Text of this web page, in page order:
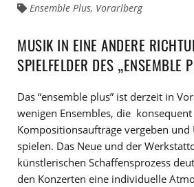
den
Links
Ensemble Plus, Vorarlberg
MUSIK IN EINE ANDERE
SPIELFELDER DES „ENSEMBLE
Das “ensemble plus” ist derzeit in
wenigen Ensembles, die konsequent
Kompositionsaufträge vergeben
spielen. Das Neue und der
künstlerischen Schaffensprozess
den Konzerten eine individuelle